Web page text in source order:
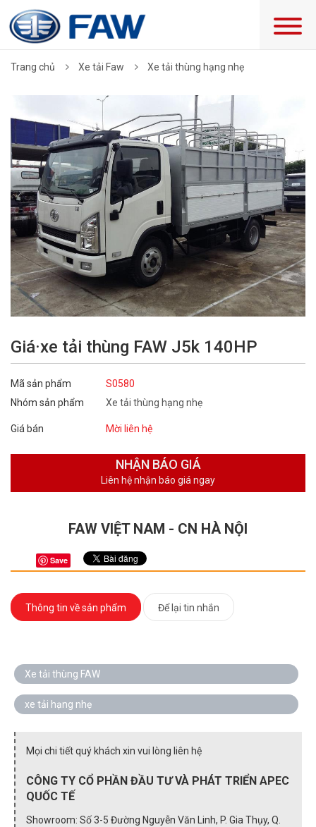
Trang chủ Xe tải Faw Xe tải thùng hạng nhẹ
Giá·xe tải thùng FAW J5k 140HP
Mã sản phẩm
S0580
Nhóm sản phẩm
Xe tải thùng hạng nhẹ
Giá bán Mời liên hệ
NHẬN BÁO GIÁ
Liên hệ nhận báo giá ngay
FAW VIỆT NAM - CN HÀ NỘI
Save
Thông tin về sản phẩm Để lại tin nhắn
Xe tải thùng FAW
xe tải hạng nhẹ
Mọi chi tiết quý khách xin vui lòng liên hệ
CÔNG TY CỔ PHẦN ĐẦU TƯ VÀ PHÁT TRIỂN APEC
QUỐC TẾ
Showroom: Số 3-5 Đường Nguyễn Văn Linh, P. Gia Thụy, Q.